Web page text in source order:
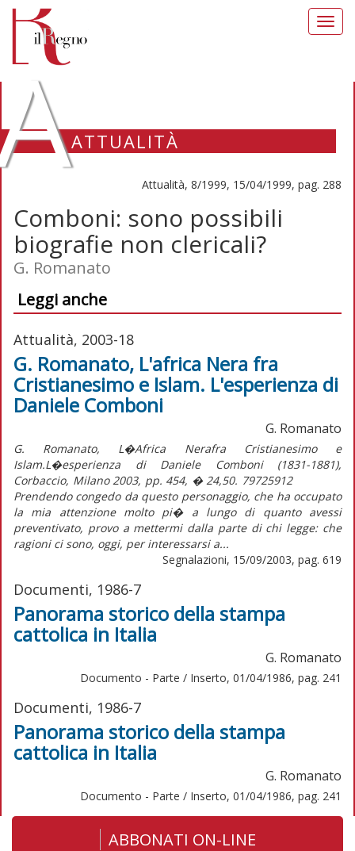
ATTUALITÀ
Attualità, 8/1999, 15/04/1999, pag. 288
Comboni: sono possibili
biografie non clericali?
G. Romanato
Leggi anche
Attualità, 2003-18
G. Romanato, L'africa Nera fra
Cristianesimo e Islam. L'esperienza di
Daniele Comboni
G. Romanato
G. Romanato, L�Africa Nerafra Cristianesimo e
Islam.L�esperienza di Daniele Comboni (1831-1881),
Corbaccio, Milano 2003, pp. 454, � 24,50. 79725912
Prendendo congedo da questo personaggio, che ha occupato
la mia attenzione molto pi� a lungo di quanto avessi
preventivato, provo a mettermi dalla parte di chi legge: che
ragioni ci sono, oggi, per interessarsi a...
Segnalazioni, 15/09/2003, pag. 619
Documenti, 1986-7
Panorama storico della stampa
cattolica in Italia
G. Romanato
Documento - Parte / Inserto, 01/04/1986, pag. 241
Documenti, 1986-7
Panorama storico della stampa
cattolica in Italia
G. Romanato
Documento - Parte / Inserto, 01/04/1986, pag. 241
ABBONATI ON-LINE